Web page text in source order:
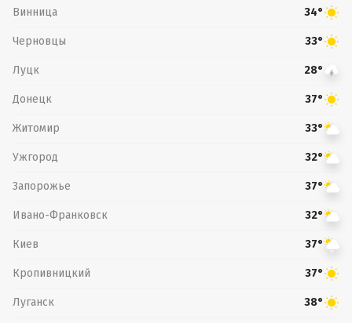
Винница 34°
Черновцы 33°
Луцк 28°
Донецк 37°
Житомир 33°
Ужгород 32°
Запорожье 37°
Ивано-Франковск 32°
Киев 37°
Кропивницкий 37°
Луганск 38°